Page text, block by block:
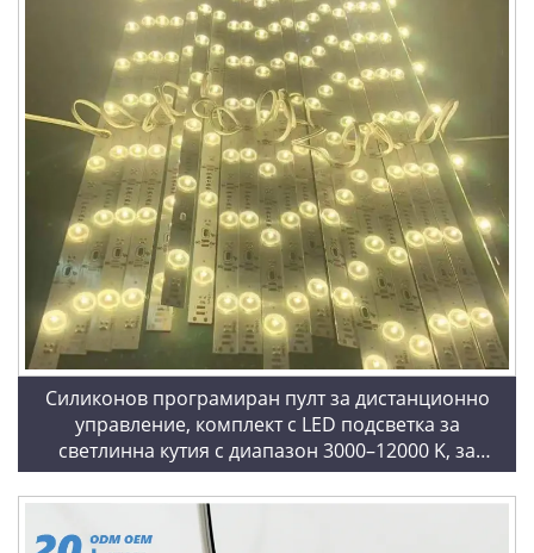
Силиконов програмиран пулт за дистанционно
управление, комплект с LED подсветка за
светлинна кутия с диапазон 3000–12000 K, за
изтеглящ таван